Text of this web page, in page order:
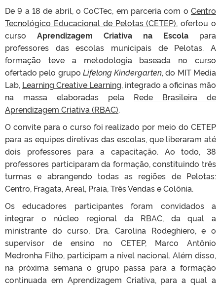
De 9 a 18 de abril, o CoCTec, em parceria com o Centro
Tecnológico Educacional de Pelotas (CETEP), ofertou o
curso Aprendizagem Criativa na Escola para
professores das escolas municipais de Pelotas. A
formação teve a metodologia baseada no curso
ofertado pelo grupo Lifelong Kindergarten, do MIT Media
Lab, Learning Creative Learning, integrado a oficinas mão
na massa elaboradas pela Rede Brasileira de
Aprendizagem Criativa (RBAC).
O convite para o curso foi realizado por meio do CETEP
para as equipes diretivas das escolas, que liberaram até
dois professores para a capacitação. Ao todo, 38
professores participaram da formação, constituindo três
turmas e abrangendo todas as regiões de Pelotas:
Centro, Fragata, Areal, Praia, Três Vendas e Colônia.
Os educadores participantes foram convidados a
integrar o núcleo regional da RBAC, da qual a
ministrante do curso, Dra. Carolina Rodeghiero, e o
supervisor de ensino no CETEP, Marco Antônio
Medronha Filho, participam a nível nacional. Além disso,
na próxima semana o grupo passa para a formação
continuada em Aprendizagem Criativa, para a qual a